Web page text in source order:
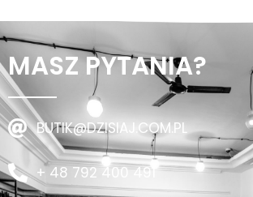
MASZ PYTANIA?
BUTIK@DZISIAJ.COM.PL
+ 48 792 400 491